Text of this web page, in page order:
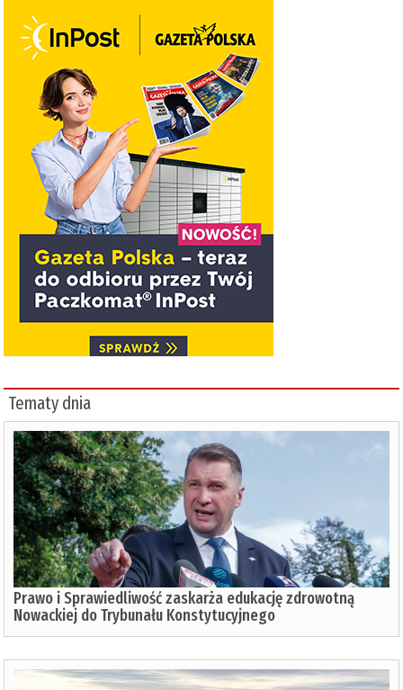
Tematy dnia
Prawo i Sprawiedliwość zaskarża edukację zdrowotną
Nowackiej do Trybunału Konstytucyjnego